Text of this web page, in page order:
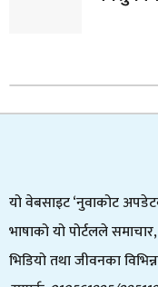
यो वेबसाइट ‘नुवाकोट
भाषाको यो पोर्टलले
भिडियो तथा जीवनका